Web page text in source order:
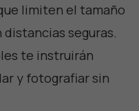
limiten el tamaño
seguras.
te instruirán
y fotografiar sin